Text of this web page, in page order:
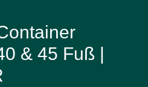
& 45 Fuß |